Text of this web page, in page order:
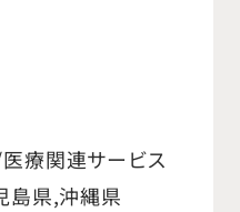
療関連サービス
島県,沖縄県